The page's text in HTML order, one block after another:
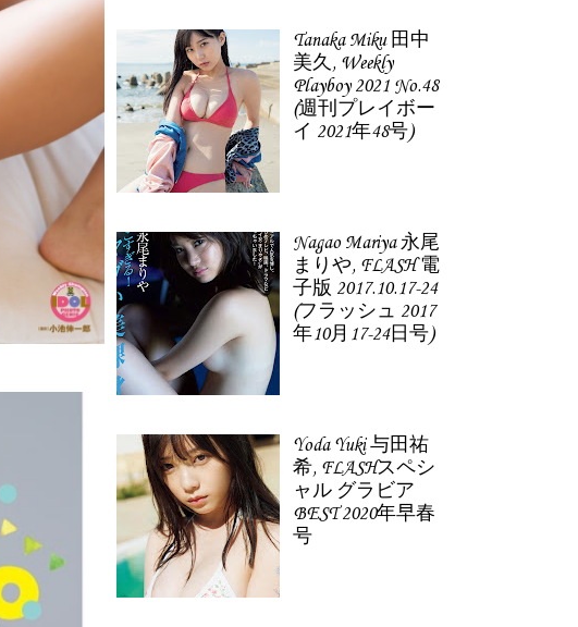
Tanaka Miku 田中
美久, Weekly
Playboy 2021 No.48
(週刊プレイボー
イ 2021年48号)
Nagao Mariya 永尾
まりや, FLASH 電
子版 2017.10.17-24
(フラッシュ 2017
年10月17-24日号)
Yoda Yuki 与田祐
希, FLASHスペシ
ャル グラビア
BEST 2020年早春
号